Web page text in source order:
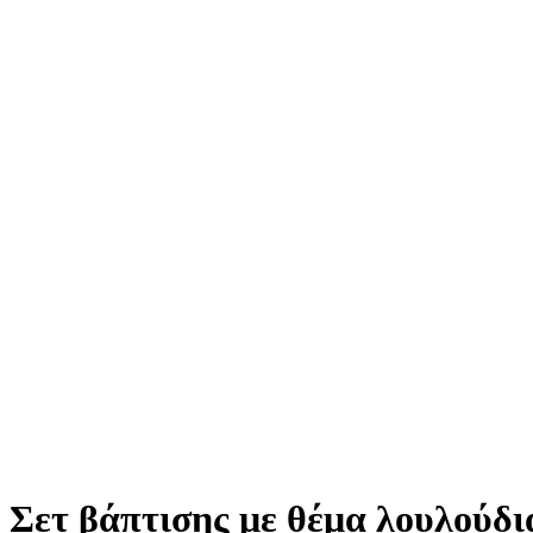
Σετ βάπτισης με θέμα